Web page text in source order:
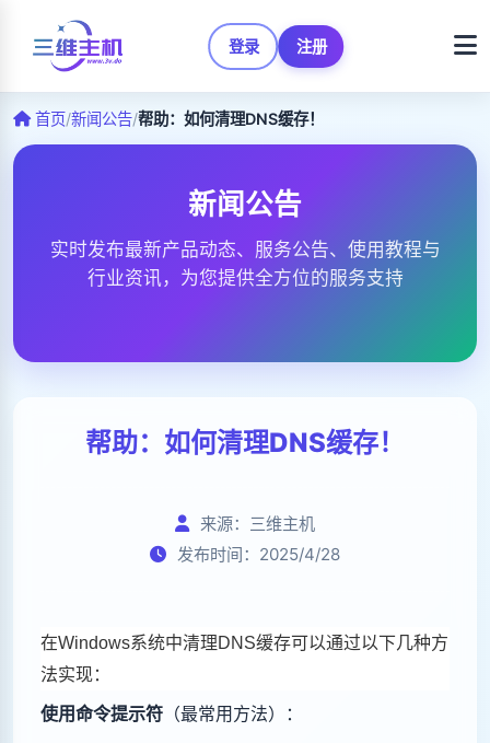
登录 注册
首页/新闻公告/帮助：如何清理DNS缓存！
新闻公告
实时发布最新产品动态、服务公告、使用教程与
行业资讯，为您提供全方位的服务支持
帮助：如何清理DNS缓存！
来源：三维主机
发布时间：2025/4/28
在Windows系统中清理DNS缓存可以通过以下几种方
法实现：
使用命令提示符 ‌（最常用方法）：